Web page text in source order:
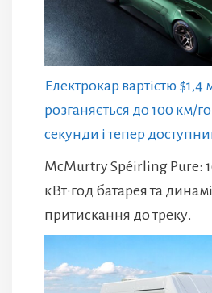
Електрокар вартістю $1,4
розганяється до 100 км/
секунди і тепер
McMurtry Spéirling Pure:
кВт·год батарея та
притискання до треку.